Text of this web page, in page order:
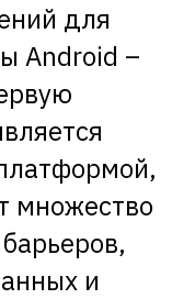
для
Android –
множество
и